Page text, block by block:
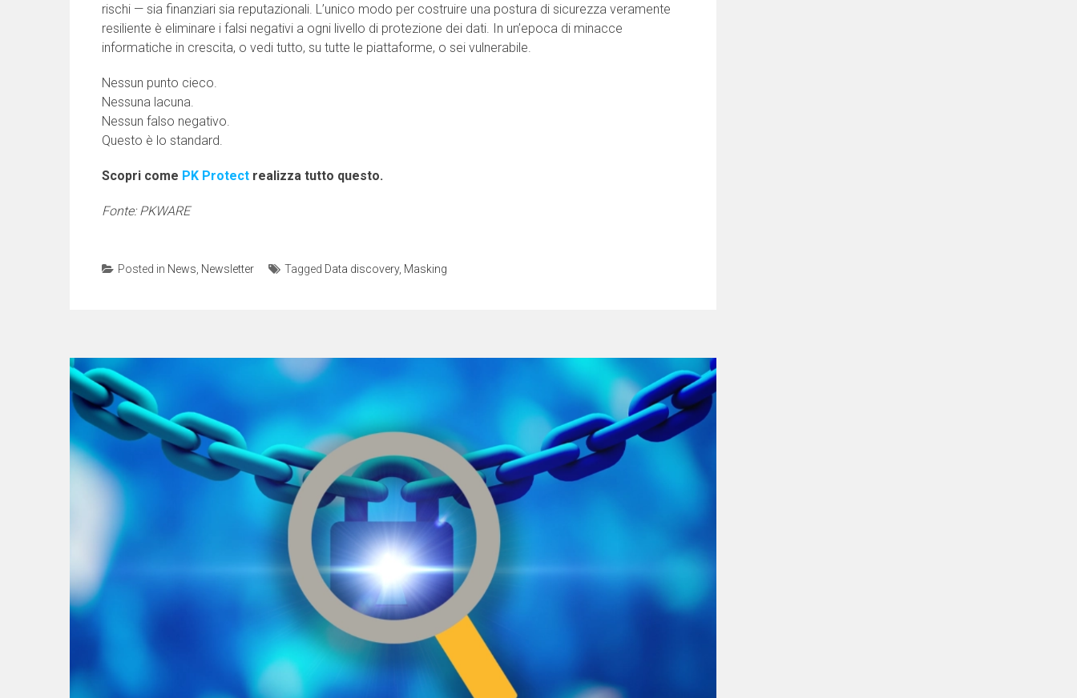
rischi — sia finanziari sia reputazionali. L’unico modo per costruire una postura di sicurezza veramente
resiliente è eliminare i falsi negativi a ogni livello di protezione dei dati. In un’epoca di minacce
informatiche in crescita, o vedi tutto, su tutte le piattaforme, o sei vulnerabile.
Nessun punto cieco.
Nessuna lacuna.
Nessun falso negativo.
Questo è lo standard.
Scopri come PK Protect realizza tutto questo.
Fonte: PKWARE
Posted in News Newsletter Tagged Data discovery, Masking